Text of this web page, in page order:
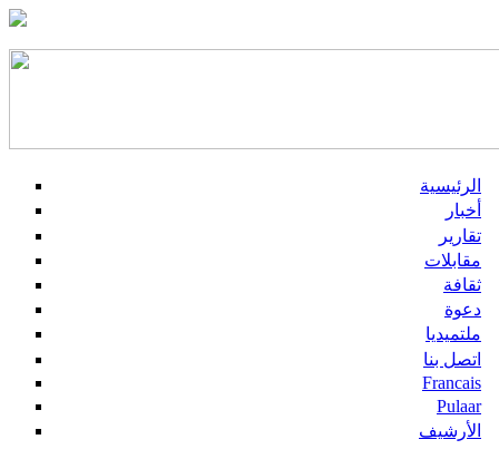
الرئيسية
أخبار
تقارير
مقابلات
ثقافة
دعوة
ملتميديا
اتصل بنا
Francais
Pulaar
الأرشيف